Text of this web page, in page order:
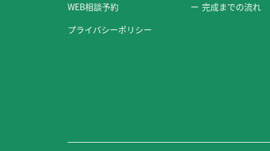
WEB相談予約
プライバシーポリシー
完成までの流れ